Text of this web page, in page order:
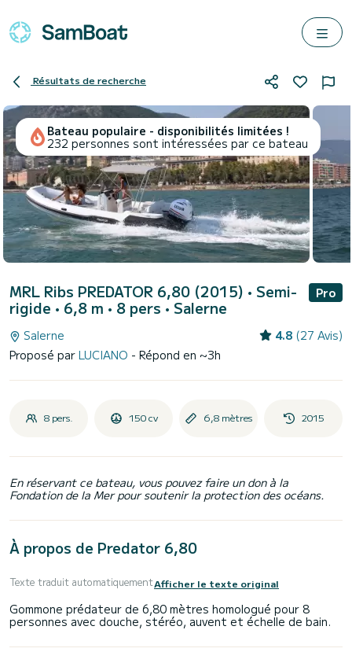
Résultats de recherche
Bateau populaire - disponibilités limitées !
232 personnes sont intéressées par ce bateau
MRL Ribs PREDATOR 6,80 (2015) • Semi-
rigide • 6,8 m • 8 pers • Salerne
Pro
Salerne 4.8 (27 Avis)
Proposé par LUCIANO - Répond en ~3h
8 pers. 150 cv 6,8 mètres 2015
En réservant ce bateau, vous pouvez faire un don à la
Fondation de la Mer pour soutenir la protection des océans.
À propos de Predator 6,80
Texte traduit automatiquementAfficher le texte original
Gommone prédateur de 6,80 mètres homologué pour 8